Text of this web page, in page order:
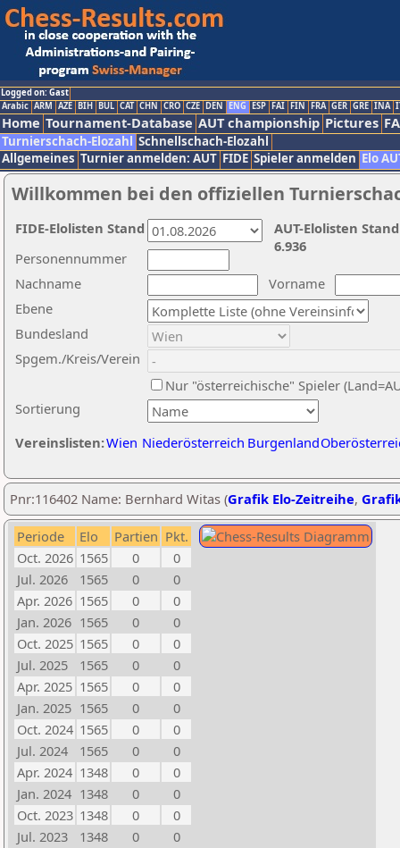
Logged on: Gast
Arabic ARM AZE BIH BUL CAT CHN CRO CZE DEN ENG ESP FAI FIN FRA GER GRE INA
Home Tournament-Database AUT championship Pictures
Turnierschach-Elozahl Schnellschach-Elozahl
Allgemeines Turnier anmelden: AUT FIDE Spieler anmelden Elo
Willkommen bei den offiziellen
Nachname
Vorname
Ebene
Sortierung
Personennummer
Bundesland
Spgem./Kreis/Verein
Nur "österreichische" Spieler
Vereinslisten:Wien Niederösterreich Burgenland
AUT-Elolisten
6.936
FIDE-Elolisten Stand
Pnr:116402 Name: Bernhard Witas (Grafik Elo-Zeitreihe,
Periode Elo Partien Pkt.
Oct. 2026 1565 0
0
Jul. 2026
1565 0
0
Apr. 2026 1565 0
0
Jan. 2026 1565 0
0
Oct. 2025 1565 0
0
Jul. 2025
1565 0
0
Apr. 2025 1565 0
0
Jan. 2025 1565 0
0
Oct. 2024 1565 0
0
Jul. 2024
1565 0
0
Apr. 2024 1348 0
0
Jan. 2024 1348 0
0
Oct. 2023 1348 0
0
Jul. 2023
1348 0
0